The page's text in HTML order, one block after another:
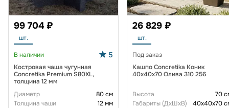
99 704 ₽
шт.
В наличии 5
Костровая чаша чугунная
Concretika Premium S80XL,
толщина 12 мм
Диаметр
80 см
Толщина чаши
12 мм
26 829 ₽
шт.
Под заказ
Кашпо Concretika Коник
40x40x70 Олива 310 256
Высота
70
Габариты (ДxШxВ)
40x40x70